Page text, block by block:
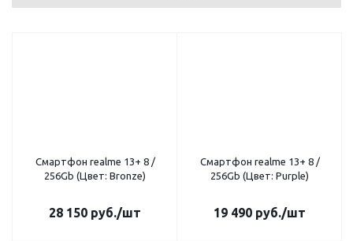
Смартфон realme 13+ 8 /
256Gb (Цвет: Bronze)
28 150 руб./шт
Смартфон realme 13+ 8 /
256Gb (Цвет: Purple)
19 490 руб./шт